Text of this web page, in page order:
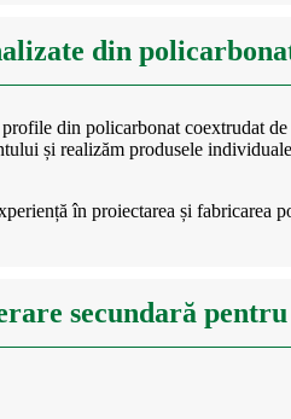
din
din policarbonat coextrudat
și realizăm produsele
în proiectarea și fabricarea
secundară